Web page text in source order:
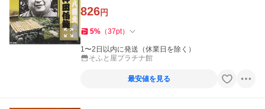
826円
5% （37pt）
1〜2日以内に発送（休業日を除く）
そふと屋プラチナ館
最安値を見る